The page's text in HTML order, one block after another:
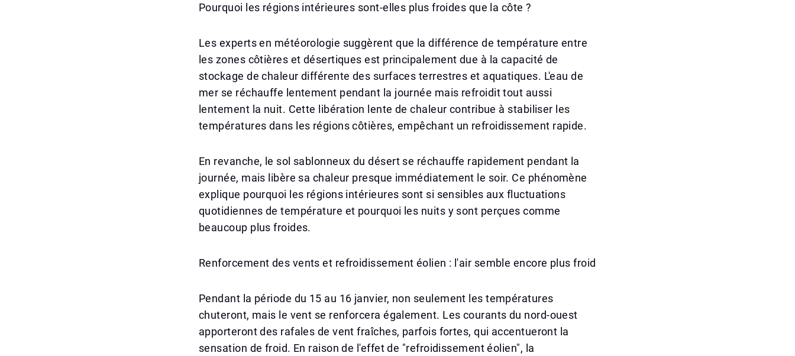
Pourquoi les régions intérieures sont-elles plus froides que la côte ?
Les experts en météorologie suggèrent que la différence de température entre
les zones côtières et désertiques est principalement due à la capacité de
stockage de chaleur différente des surfaces terrestres et aquatiques. L'eau de
mer se réchauffe lentement pendant la journée mais refroidit tout aussi
lentement la nuit. Cette libération lente de chaleur contribue à stabiliser les
températures dans les régions côtières, empêchant un refroidissement rapide.
En revanche, le sol sablonneux du désert se réchauffe rapidement pendant la
journée, mais libère sa chaleur presque immédiatement le soir. Ce phénomène
explique pourquoi les régions intérieures sont si sensibles aux fluctuations
quotidiennes de température et pourquoi les nuits y sont perçues comme
beaucoup plus froides.
Renforcement des vents et refroidissement éolien : l'air semble encore plus froid
Pendant la période du 15 au 16 janvier, non seulement les températures
chuteront, mais le vent se renforcera également. Les courants du nord-ouest
apporteront des rafales de vent fraîches, parfois fortes, qui accentueront la
sensation de froid. En raison de l'effet de "refroidissement éolien", la